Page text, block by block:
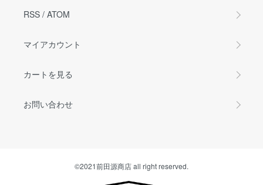
RSS / ATOM
マイアカウント
カートを見る
お問い合わせ
©2021前田源商店 all right reserved.